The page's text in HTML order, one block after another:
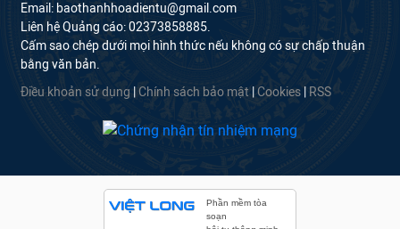
Email: baothanhhoadientu@gmail.com
Liên hệ Quảng cáo: 02373858885.
Cấm sao chép dưới mọi hình thức nếu không có sự chấp thuận
bằng văn bản.
Điều khoản sử dụng Chính sách bảo mật Cookies RSS
Phần mềm tòa
soạn